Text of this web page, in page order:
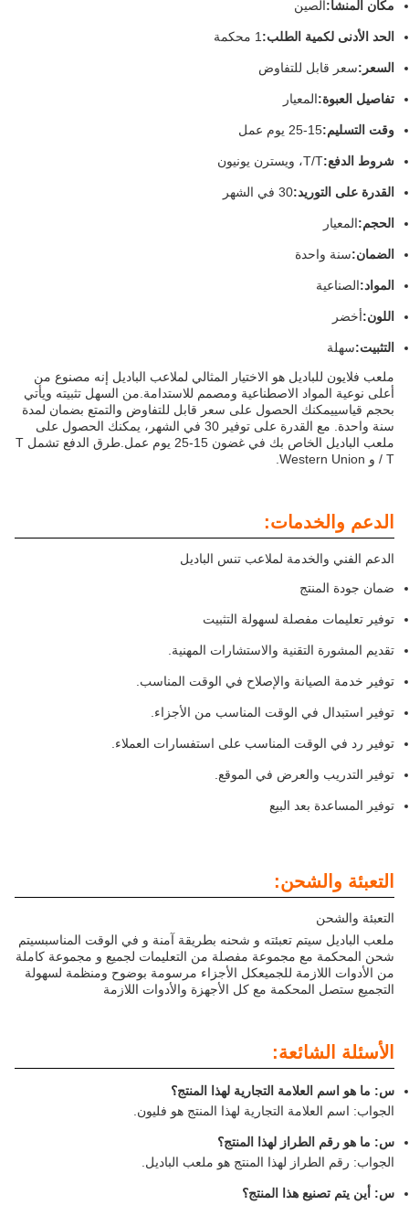
مكان المنشأ:الصين
الحد الأدنى لكمية الطلب:1 محكمة
السعر: سعر قابل للتفاوض
تفاصيل العبوة:المعيار
وقت التسليم:15-25 يوم عمل
شروط الدفع:T/T، ويسترن يونيون
القدرة على التوريد:30 في الشهر
الحجم:المعيار
الضمان:سنة واحدة
المواد:الصناعية
اللون:أخضر
التثبيت:سهلة
ملعب فلايون للباديل هو الاختيار المثالي لملاعب الباديل إنه مصنوع من
أعلى نوعية المواد الاصطناعية ومصمم للاستدامة.من السهل تثبيته ويأتي
بحجم قياسييمكنك الحصول على سعر قابل للتفاوض والتمتع بضمان لمدة
سنة واحدة. مع القدرة على توفير 30 في الشهر، يمكنك الحصول على
ملعب الباديل الخاص بك في غضون 15-25 يوم عمل.طرق الدفع تشمل T
/ T و Western Union.
الدعم والخدمات:
الدعم الفني والخدمة لملاعب تنس الباديل
ضمان جودة المنتج
توفير تعليمات مفصلة لسهولة التثبيت
تقديم المشورة التقنية والاستشارات المهنية.
توفير خدمة الصيانة والإصلاح في الوقت المناسب.
توفير استبدال في الوقت المناسب من الأجزاء.
توفير رد في الوقت المناسب على استفسارات العملاء.
توفير التدريب والعرض في الموقع.
توفير المساعدة بعد البيع
التعبئة والشحن:
التعبئة والشحن
ملعب الباديل سيتم تعبئته و شحنه بطريقة آمنة و في الوقت المناسبسيتم
شحن المحكمة مع مجموعة مفصلة من التعليمات لجميع و مجموعة كاملة
من الأدوات اللازمة للجميعكل الأجزاء مرسومة بوضوح ومنظمة لسهولة
التجميع ستصل المحكمة مع كل الأجهزة والأدوات اللازمة
الأسئلة الشائعة:
س: ما هو اسم العلامة التجارية لهذا المنتج؟
الجواب: اسم العلامة التجارية لهذا المنتج هو فليون.
س: ما هو رقم الطراز لهذا المنتج؟
الجواب: رقم الطراز لهذا المنتج هو ملعب الباديل.
س: أين يتم تصنيع هذا المنتج؟